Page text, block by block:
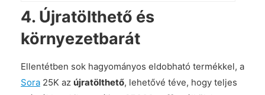
4. Újratölthető és
környezetbarát
Ellentétben sok hagyományos eldobható termékkel, a
Sora 25K az újratölthető, lehetővé téve, hogy teljes